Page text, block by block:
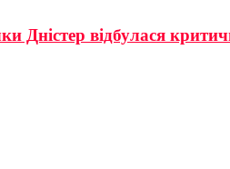
Дністер відбулася